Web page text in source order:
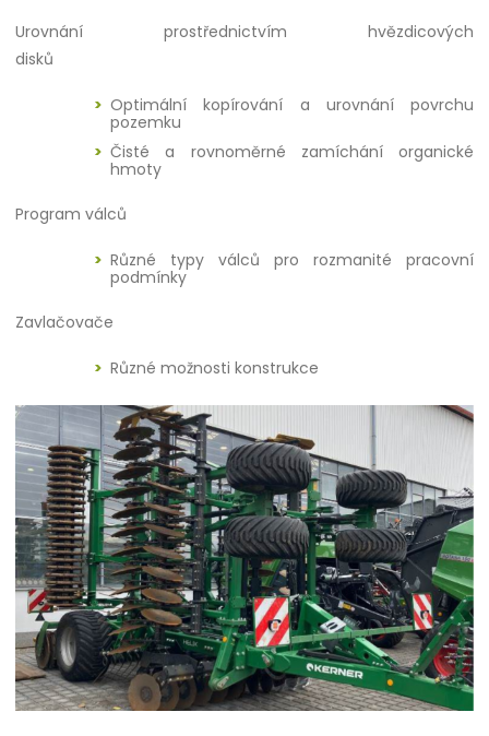
Urovnání prostřednictvím hvězdicových
disků
Optimální kopírování a urovnání povrchu
pozemku
Čisté a rovnoměrné zamíchání organické
hmoty
Program válců
Různé typy válců pro rozmanité pracovní
podmínky
Zavlačovače
Různé možnosti konstrukce